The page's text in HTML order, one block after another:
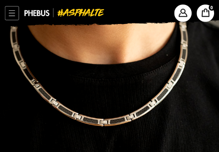
PHEBUS ASPHALTE